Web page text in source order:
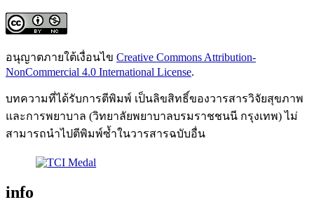
อนุญาตภายใต้เงื่อนไข Creative Commons Attribution-
NonCommercial 4.0 International License.
บทความที่ได้รับการตีพิมพ์ เป็นลิขสิทธิ์ของวารสารวิจัยสุขภาพ
และการพยาบาล (วิทยาลัยพยาบาลบรมราชชนนี กรุงเทพ) ไม่
สามารถนำไปตีพิมพ์ซ้ำในวารสารฉบับอื่น
info